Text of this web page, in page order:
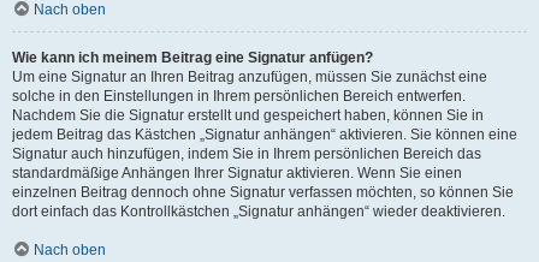
Nach oben
Wie kann ich meinem Beitrag eine Signatur anfügen?
Um eine Signatur an Ihren Beitrag anzufügen, müssen Sie zunächst eine
solche in den Einstellungen in Ihrem persönlichen Bereich entwerfen.
Nachdem Sie die Signatur erstellt und gespeichert haben, können Sie in
jedem Beitrag das Kästchen „Signatur anhängen“ aktivieren. Sie können eine
Signatur auch hinzufügen, indem Sie in Ihrem persönlichen Bereich das
standardmäßige Anhängen Ihrer Signatur aktivieren. Wenn Sie einen
einzelnen Beitrag dennoch ohne Signatur verfassen möchten, so können Sie
dort einfach das Kontrollkästchen „Signatur anhängen“ wieder deaktivieren.
Nach oben